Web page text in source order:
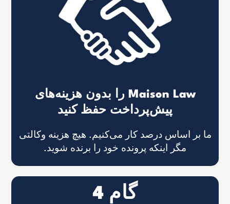
Maison Law را بدون هزینه‌های
پیش‌پرداخت حفظ کنید
ما بر اساس درصد کار می‌کنیم. هیچ هزینه وکالتی
مگر اینکه پرونده خود را برنده شوید.
گام 4